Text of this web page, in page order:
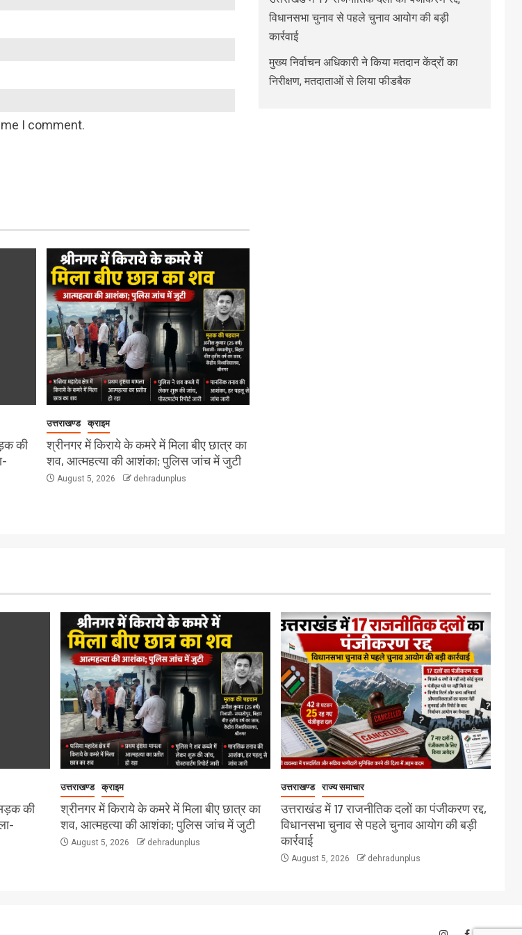
I comment.
की
उत्तराखण्ड क्राइम
श्रीनगर में किराये के कमरे में मिला बीए छात्र का
शव, आत्महत्या की आशंका; पुलिस जांच में जुटी
August 5, 2026 dehradunplus
विधानसभा चुनाव से पहले चुनाव आयोग की बड़ी
कार्रवाई
मुख्य निर्वाचन अधिकारी ने किया मतदान केंद्रों का
निरीक्षण, मतदाताओं से लिया फीडबैक
की
उत्तराखण्ड क्राइम
श्रीनगर में किराये के कमरे में मिला बीए छात्र का
शव, आत्महत्या की आशंका; पुलिस जांच में जुटी
August 5, 2026 dehradunplus
उत्तराखण्ड राज्य समाचार
उत्तराखंड में 17 राजनीतिक दलों का पंजीकरण रद्द,
विधानसभा चुनाव से पहले चुनाव आयोग की बड़ी
कार्रवाई
August 5, 2026 dehradunplus